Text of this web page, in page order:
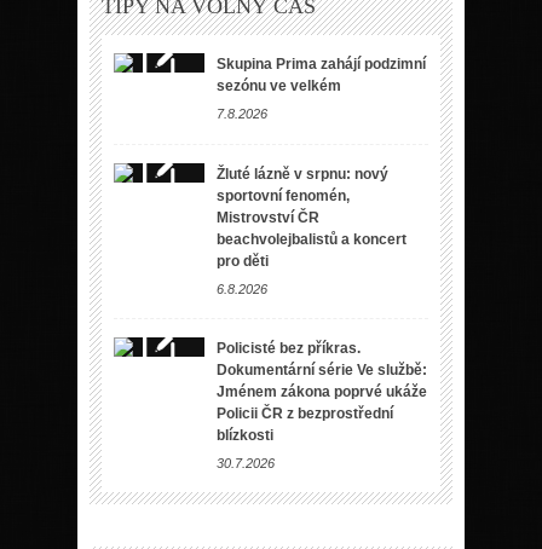
TIPY NA VOLNÝ ČAS
Skupina Prima zahájí podzimní
sezónu ve velkém
7.8.2026
Žluté lázně v srpnu: nový
sportovní fenomén,
Mistrovství ČR
beachvolejbalistů a koncert
pro děti
6.8.2026
Policisté bez příkras.
Dokumentární série Ve službě:
Jménem zákona poprvé ukáže
Policii ČR z bezprostřední
blízkosti
30.7.2026